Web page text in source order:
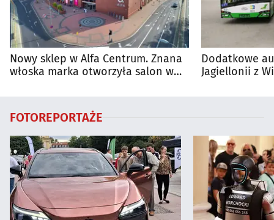
Nowy sklep w Alfa Centrum. Znana
włoska marka otworzyła salon w
Dodatkowe
Jagiellonii z
FOTOREPORTAŻE